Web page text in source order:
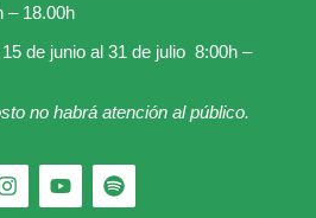
– 18.00h
de junio al 31 de julio 8:00h –
no habrá atención al público.